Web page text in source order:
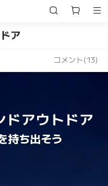
ア
コメント(13)
持ち出そう